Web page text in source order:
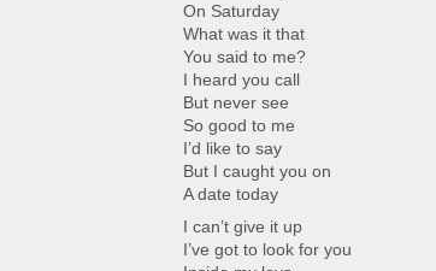
On Saturday
What was it that
You said to me?
I heard you call
But never see
So good to me
I’d like to say
But I caught you on
A date today
I can’t give it up
I’ve got to look for you